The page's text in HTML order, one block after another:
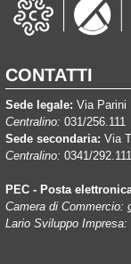
CONTATTI
Sede legale: Via Parini
Centralino: 031/256.111
Sede secondaria: Via
Centralino: 0341/292.111
PEC - Posta
Camera di Commercio:
Lario Sviluppo Impresa: